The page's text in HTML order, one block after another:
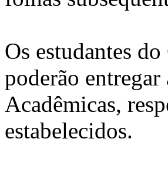
Os estudantes
poderão entregar
Acadêmicas,
estabelecidos.